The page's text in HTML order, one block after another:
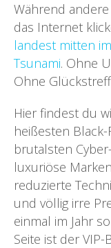
Während
das Internet
landest mitten
Tsunami. Ohne
Ohne
Hier findest du
heißesten
brutalsten
luxuriöse
reduzierte
und völlig irre
einmal im Jahr
Seite ist der